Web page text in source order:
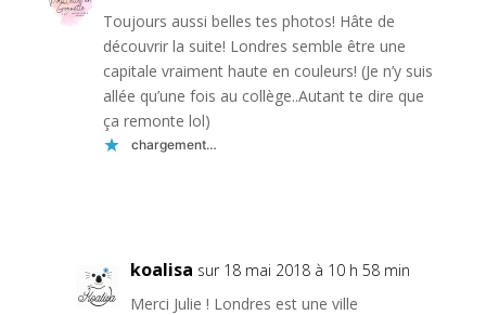
Toujours aussi belles tes photos! Hâte de
découvrir la suite! Londres semble être une
capitale vraiment haute en couleurs! (Je n’y suis
allée qu’une fois au collège..Autant te dire que
ça remonte lol)
chargement…
koalisa sur 18 mai 2018 à 10 h 58 min
Merci Julie ! Londres est une ville